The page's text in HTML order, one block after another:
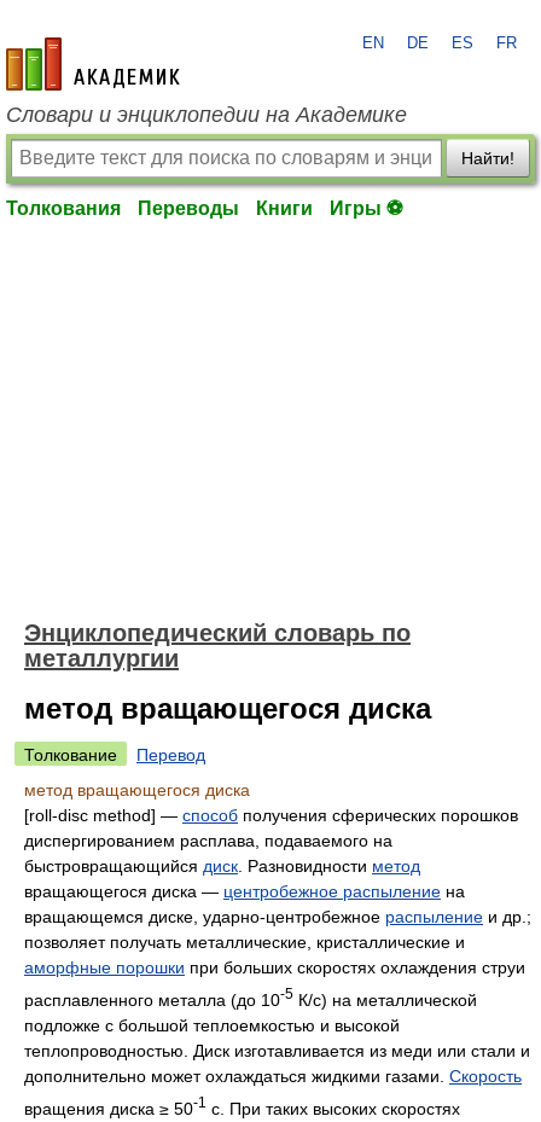
academic.ru
EN DE ES FR
Словари и энциклопедии на Академике
Найти!
Толкования Переводы Книги Игры ⚽
Энциклопедический словарь по
металлургии
метод вращающегося диска
Толкование
Перевод
метод вращающегося диска
[roll-disc method] — способ получения сферических порошков
диспергированием расплава, подаваемого на
быстровращающийся диск . Разновидности метод
вращающегося диска — центробежное распыление на
вращающемся диске, ударно-центробежное распыление и др.;
позволяет получать металлические, кристаллические и
аморфные порошки при больших скоростях охлаждения струи
расплавленного металла (до 10-5 К/с) на металлической
подложке с большой теплоемкостью и высокой
теплопроводностью. Диск изготавливается из меди или стали и
дополнительно может охлаждаться жидкими газами. Скорость
вращения диска ≥ 50-1 с. При таких высоких скоростях